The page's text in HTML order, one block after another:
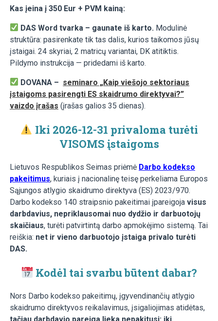
Kas įeina į 350 Eur + PVM kainą:
DAS Word tvarka – gaunate iš karto. Modulinė
struktūra: pasirenkate tik tas dalis, kurios taikomos jūsų
įstaigai. 24 skyriai, 2 matricų variantai, DK atitiktis.
Pildymo instrukcija — pridedami iš karto.
DOVANA – seminaro „Kaip viešojo sektoriaus
įstaigoms pasirengti ES skaidrumo direktyvai?”
vaizdo įrašas (įrašas galios 35 dienas).
Iki 2026-12-31 privaloma turėti
VISOMS įstaigoms
Lietuvos Respublikos Seimas priėmė Darbo kodekso
pakeitimus, kuriais į nacionalinę teisę perkeliama Europos
Sąjungos atlygio skaidrumo direktyva (ES) 2023/970.
Darbo kodekso 140 straipsnio pakeitimai įpareigoja visus
darbdavius, nepriklausomai nuo dydžio ir darbuotojų
skaičiaus, turėti patvirtintą darbo apmokėjimo sistemą. Tai
reiškia: net ir vieno darbuotojo įstaiga privalo turėti
DAS.
Kodėl tai svarbu būtent dabar?
Nors Darbo kodekso pakeitimų, įgyvendinančių atlygio
skaidrumo direktyvos reikalavimus, įsigaliojimas atidėtas,
tačiau darbdavio pareiga lieka nepakitusi: iki